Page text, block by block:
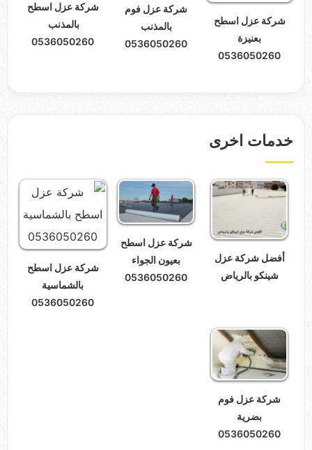
شركة عزل اسطح
بعنيزة
0536050260
شركة عزل فوم
بالمذنب
0536050260
شركة عزل اسطح
بالمذنب
0536050260
خدمات اخرى
أفضل شركة عزل
شينكو بالرياض
شركة عزل اسطح
بعيون الجواء
0536050260
شركة عزل اسطح
بالشماسية
0536050260
شركة عزل فوم
بضرية
0536050260